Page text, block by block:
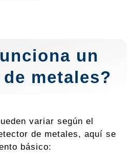
un
metales?
variar según el
de metales, aquí se
básico: